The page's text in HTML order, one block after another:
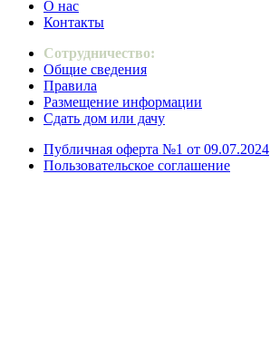
О нас
Контакты
Сотрудничество:
Общие сведения
Правила
Размещение информации
Сдать дом или дачу
Публичная оферта №1 от 09.07.2024
Пользовательское соглашение